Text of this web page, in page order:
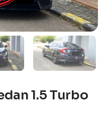
1.5 Turbo